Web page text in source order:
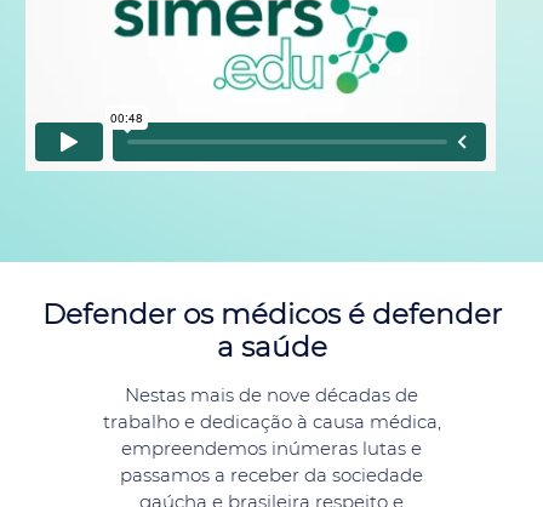
Defender os médicos é defender
a saúde
Nestas mais de nove décadas de
trabalho e dedicação à causa médica,
empreendemos inúmeras lutas e
passamos a receber da sociedade
gaúcha e brasileira respeito e